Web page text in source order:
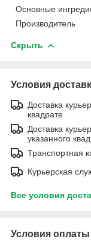
Основные
Производитель
Скрыть
Условия
Доставка
квадрате
Доставка
указанного
Транспортная
Курьерская
Все условия
Условия оплаты